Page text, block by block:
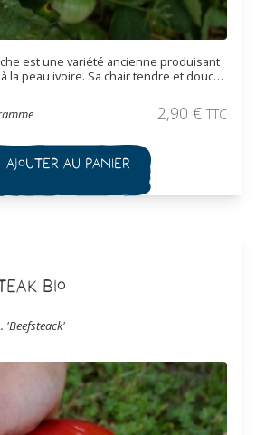
est une variété ancienne produisant
la peau ivoire. Sa chair tendre et douce,
vigoureuse et productive, idéale pour
confirmés.
2,90 € TTC
Ajouter au panier
Bio
'Beefsteack'